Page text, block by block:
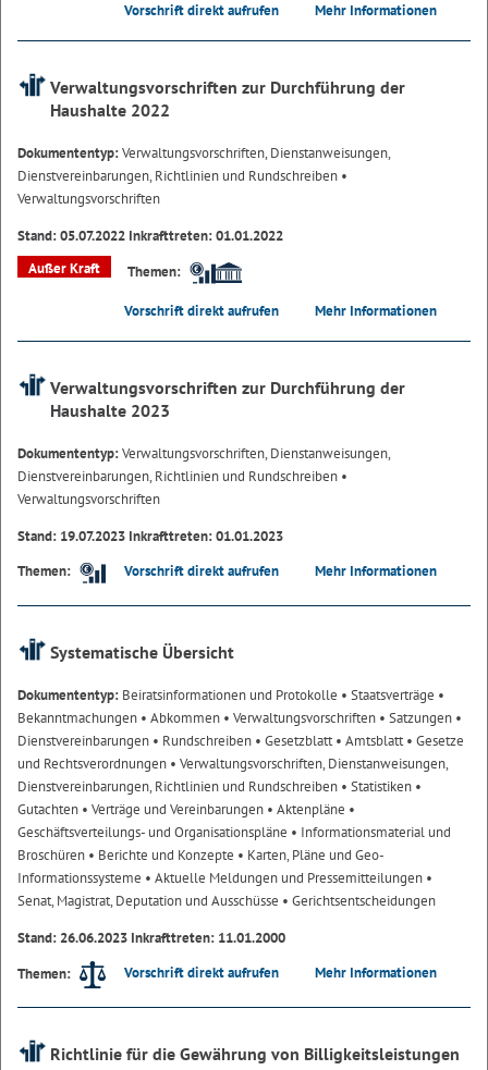
Vorschrift direkt aufrufen Mehr Informationen
Verwaltungsvorschriften zur Durchführung der
Haushalte 2022
Dokumententyp:Verwaltungsvorschriften, Dienstanweisungen,
Dienstvereinbarungen, Richtlinien und Rundschreiben •
Verwaltungsvorschriften
Stand: 05.07.2022 Inkrafttreten: 01.01.2022
Außer Kraft
Themen:
Vorschrift direkt aufrufen Mehr Informationen
Verwaltungsvorschriften zur Durchführung der
Haushalte 2023
Dokumententyp:Verwaltungsvorschriften, Dienstanweisungen,
Dienstvereinbarungen, Richtlinien und Rundschreiben •
Verwaltungsvorschriften
Stand: 19.07.2023 Inkrafttreten: 01.01.2023
Themen:
Vorschrift direkt aufrufen Mehr Informationen
Systematische Übersicht
Dokumententyp: Beiratsinformationen und Protokolle • Staatsverträge •
Bekanntmachungen • Abkommen • Verwaltungsvorschriften • Satzungen •
Dienstvereinbarungen • Rundschreiben • Gesetzblatt• Amtsblatt• Gesetze
und Rechtsverordnungen • Verwaltungsvorschriften, Dienstanweisungen,
Dienstvereinbarungen, Richtlinien und Rundschreiben • Statistiken •
Gutachten • Verträge und Vereinbarungen • Aktenpläne •
Geschäftsverteilungs- und Organisationspläne • Informationsmaterial und
Broschüren • Berichte und Konzepte • Karten, Pläne und Geo-
Informationssysteme • Aktuelle Meldungen und Pressemitteilungen •
Senat, Magistrat, Deputation und Ausschüsse • Gerichtsentscheidungen
Stand: 26.06.2023 Inkrafttreten: 11.01.2000
Themen:
Vorschrift direkt aufrufen Mehr Informationen
Richtlinie für die Gewährung von Billigkeitsleistungen